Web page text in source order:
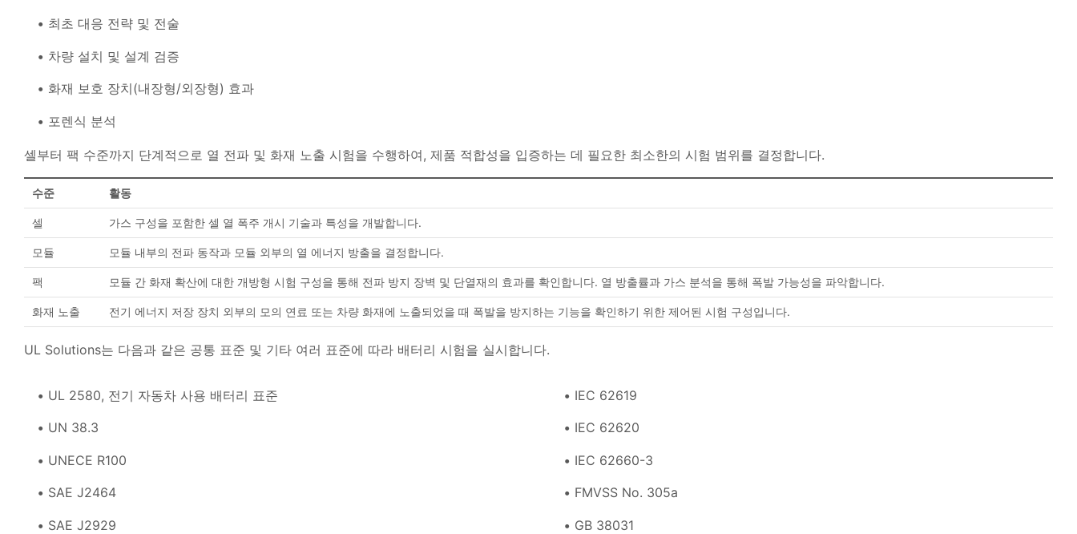
최초 대응 전략 및 전술
차량 설치 및 설계 검증
화재 보호 장치(내장형/외장형) 효과
포렌식 분석
셀부터 팩 수준까지 단계적으로 열 전파 및 화재 노출 시험을 수행하여, 제품 적합성을 입증하는 데 필요한 최소한의 시험 범위를 결정합니다.
수준 활동
셀 가스 구성을 포함한 셀 열 폭주 개시 기술과 특성을 개발합니다.
모듈 모듈 내부의 전파 동작과 모듈 외부의 열 에너지 방출을 결정합니다.
팩 모듈 간 화재 확산에 대한 개방형 시험 구성을 통해 전파 방지 장벽 및 단열재의 효과를 확인합니다. 열 방출률과 가스 분석을 통해 폭발 가능성을 파악합니다.
화재 노출 전기 에너지 저장 장치 외부의 모의 연료 또는 차량 화재에 노출되었을 때 폭발을 방지하는 기능을 확인하기 위한 제어된 시험 구성입니다.
UL Solutions는 다음과 같은 공통 표준 및 기타 여러 표준에 따라 배터리 시험을 실시합니다.
UL 2580, 전기 자동차 사용 배터리 표준
UN 38.3
UNECE R100
SAE J2464
SAE J2929
IEC 62619
IEC 62620
IEC 62660-3
FMVSS No. 305a
GB 38031